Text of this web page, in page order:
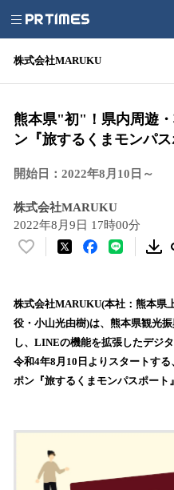
株式会社MARUKU
熊本県"初"！県内周遊
ン『旅するくまモンパ
開始日：2022年8月10日～
株式会社MARUKU
2022年8月9日 17時00分
い
！
数
を
読
込
株式会社MARUKU(本社：熊本
役・小山光由樹)は、熊本県観光
し、LINEの機能を拡張したデジ
令和4年8月10日よりスタートす
ポン『旅するくまモンパスポート